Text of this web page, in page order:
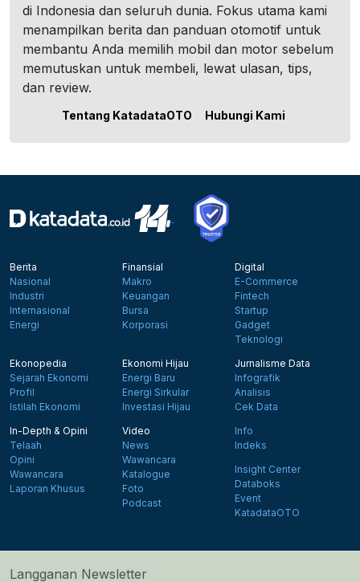
di Indonesia dan seluruh dunia. Fokus utama kami
menampilkan berita dan panduan otomotif untuk
membantu Anda memilih mobil dan motor sebelum
memutuskan untuk membeli, lewat ulasan, tips,
dan review.
Tentang KatadataOTO Hubungi Kami
Berita
Nasional
Industri
Internasional
Energi
Finansial
Makro
Keuangan
Bursa
Korporasi
Digital
E-Commerce
Fintech
Startup
Gadget
Teknologi
Ekonopedia
Sejarah Ekonomi
Profil
Istilah Ekonomi
Ekonomi Hijau
Energi Baru
Energi Sirkular
Investasi Hijau
Jurnalisme Data
Infografik
Analisis
Cek Data
In-Depth & Opini
Telaah
Opini
Wawancara
Laporan Khusus
Video
News
Wawancara
Katalogue
Foto
Podcast
Info
Indeks
Insight Center
Databoks
Event
KatadataOTO
Langganan Newsletter